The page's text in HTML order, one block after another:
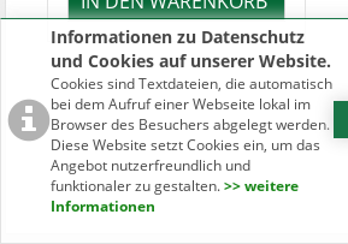
Informationen zu Datenschutz
und Cookies auf unserer Website.
Cookies sind Textdateien, die automatisch
bei dem Aufruf einer Webseite lokal im
Browser des Besuchers abgelegt werden.
Diese Website setzt Cookies ein, um das
Angebot nutzerfreundlich und
funktionaler zu gestalten.>> weitere
Informationen